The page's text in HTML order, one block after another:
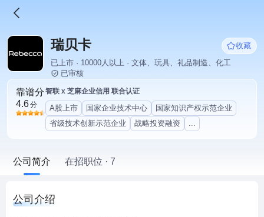
瑞贝卡
收藏
已上市 · 10000人以上 · 文体、玩具、礼品制造、化工
已审核
靠谱分
4.6分
智联 x 芝麻企业信用 联合认证
A股上市 国家企业技术中心
国家知识产权示范企业
省级技术创新示范企业
战略投资融资 ...
公司简介 在招职位 · 7
公司介绍